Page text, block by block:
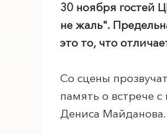
30 ноября гостей
не жаль".
это то, что
Со сцены
память о встрече
Дениса Майданова.